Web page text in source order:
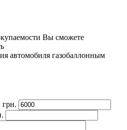
Вы сможете
автомобиля газобаллонным
грн.